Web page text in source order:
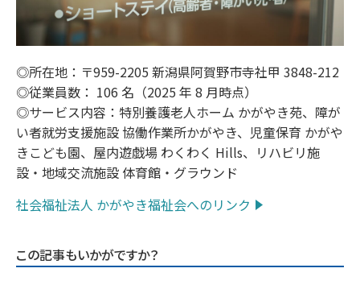
◎所在地：〒959-2205 新潟県阿賀野市寺社甲 3848-212
◎従業員数： 106 名（2025 年 8 月時点）
◎サービス内容：特別養護老人ホーム かがやき苑、障が
い者就労支援施設 協働作業所かがやき、児童保育 かがや
きこども園、屋内遊戯場 わくわく Hills、リハビリ施
設・地域交流施設 体育館・グラウンド
社会福祉法人 かがやき福祉会へのリンク
この記事もいかがですか？